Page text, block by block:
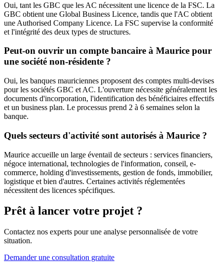
Oui, tant les GBC que les AC nécessitent une licence de la FSC. La
GBC obtient une Global Business Licence, tandis que l'AC obtient
une Authorised Company Licence. La FSC supervise la conformité
et l'intégrité des deux types de structures.
Peut-on ouvrir un compte bancaire à Maurice pour
une société non-résidente ?
Oui, les banques mauriciennes proposent des comptes multi-devises
pour les sociétés GBC et AC. L'ouverture nécessite généralement les
documents d'incorporation, l'identification des bénéficiaires effectifs
et un business plan. Le processus prend 2 à 6 semaines selon la
banque.
Quels secteurs d'activité sont autorisés à Maurice ?
Maurice accueille un large éventail de secteurs : services financiers,
négoce international, technologies de l'information, conseil, e-
commerce, holding d'investissements, gestion de fonds, immobilier,
logistique et bien d'autres. Certaines activités réglementées
nécessitent des licences spécifiques.
Prêt à lancer votre projet ?
Contactez nos experts pour une analyse personnalisée de votre
situation.
Demander une consultation gratuite